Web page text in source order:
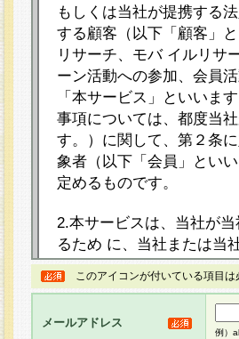
もしくは当社が提携する
する顧客（以下「顧客」
リサーチ、モバ イルリサ
ーン活動への参加、会員
「本サービス」といいま
事項については、都度当
す。）に関して、第２条
象者（以下「会員」とい
定めるものです。
2.本サービスは、当社が
るため に、当社または当
ト（以下「本サイト」と
ージを設け、会員がアン
し、その結果を当社が集
るものです。なお、本サ
このアイコンが付いている項目は
メールアドレス
例）